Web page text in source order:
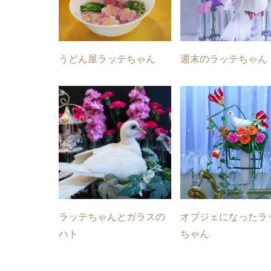
うどん屋ラッテちゃん 週末のラッテちゃん
ラッテちゃんとガラスの
ハト
オブジェになったラ
ちゃん